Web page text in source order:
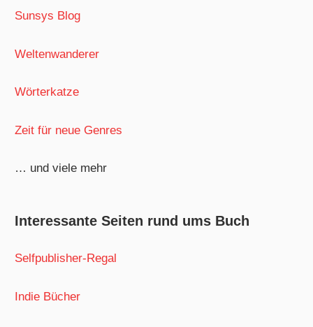
Sunsys Blog
Weltenwanderer
Wörterkatze
Zeit für neue Genres
… und viele mehr
Interessante Seiten rund ums Buch
Selfpublisher-Regal
Indie Bücher